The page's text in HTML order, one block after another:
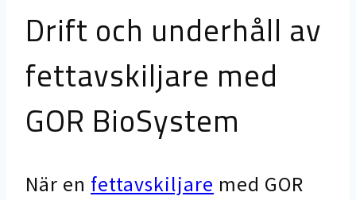
Drift och underhåll av
fettavskiljare med
GOR BioSystem
När en fettavskiljare med GOR